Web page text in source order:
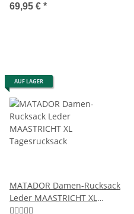
69,95 € *
AUF LAGER
MATADOR Damen-Rucksack
Leder MAASTRICHT XL
Tagesrucksack